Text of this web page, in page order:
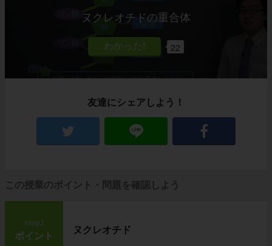
ヌクレオチドの重合体
22
友達にシェアしよう！
この授業のポイント・問題を確認しよう
step1
ポイント
ヌクレオチド